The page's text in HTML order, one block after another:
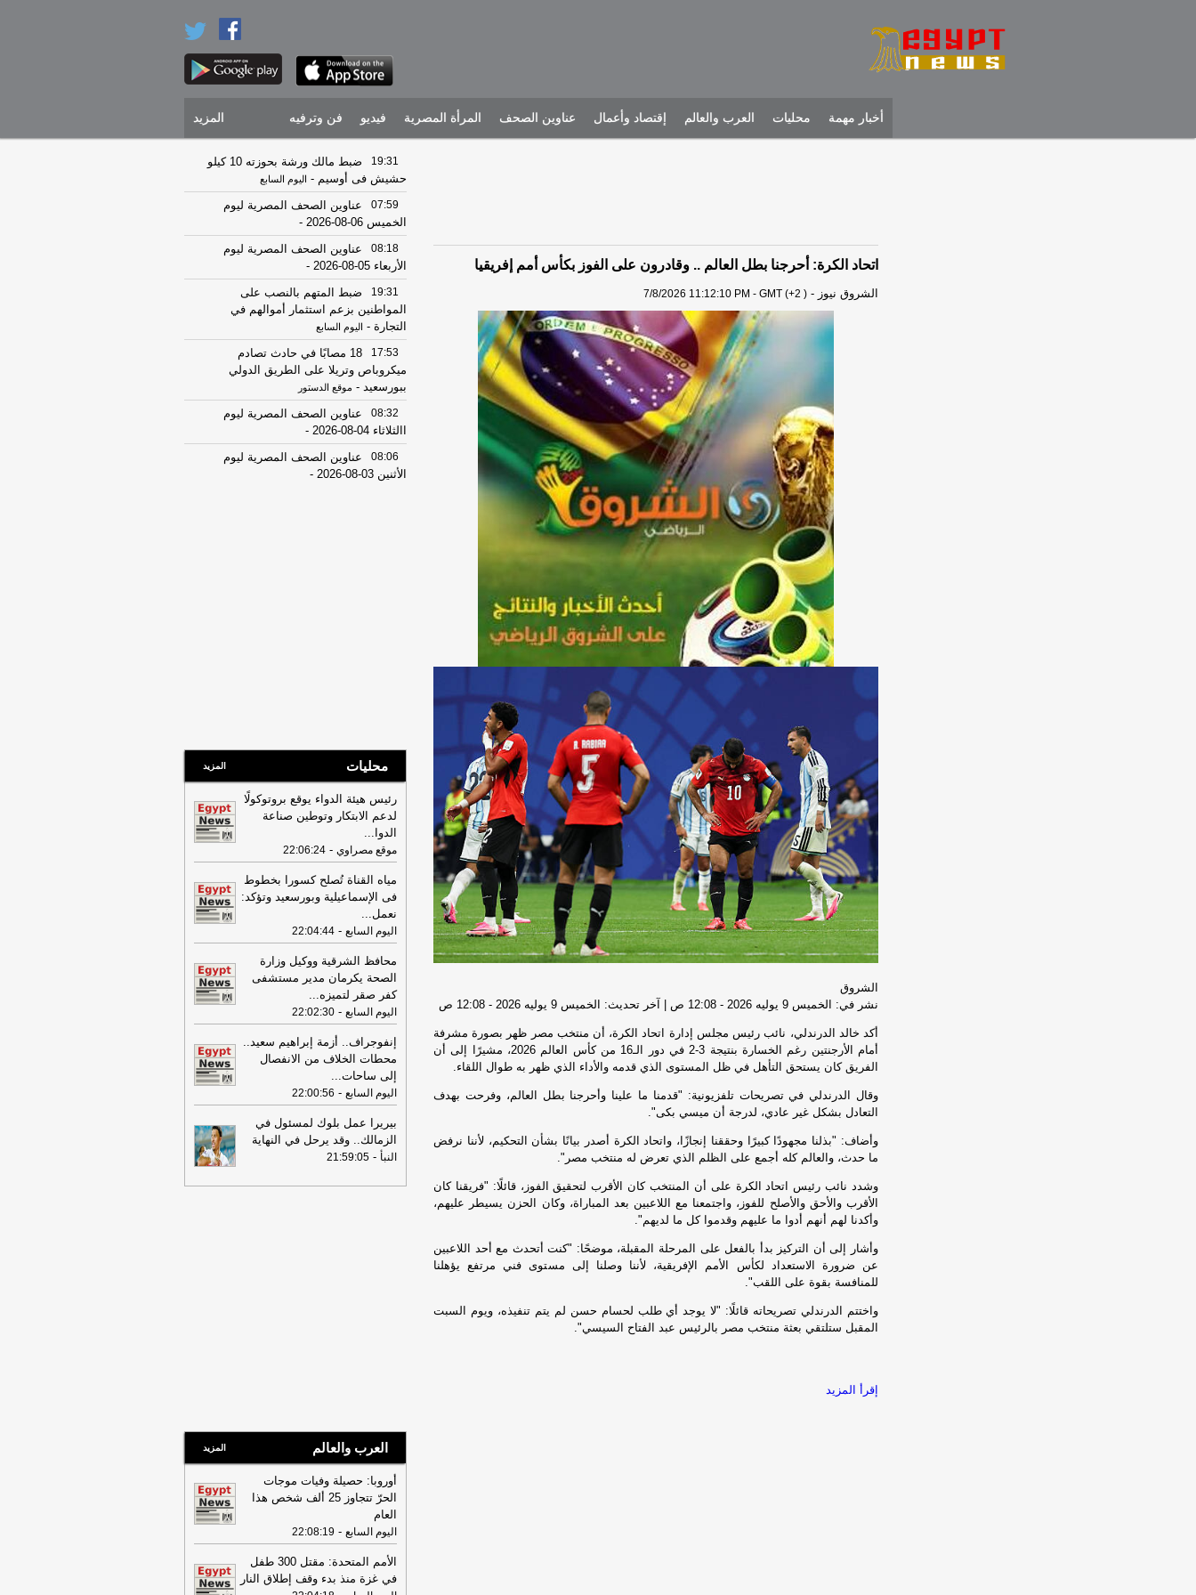
أخبار مهمة محليات العرب والعالم إقتصاد وأعمال عناوين الصحف المرأة المصرية فيديو فن وترفيه المزيد
اتحاد الكرة: أحرجنا بطل العالم .. وقادرون على الفوز بكأس أمم إفريقيا
الشروق نيوز -
7/8/2026 11:12:10 PM - GMT (+2 )
الشروق
نشر في: الخميس 9 يوليه 2026 - 12:08 ص | آخر تحديث: الخميس 9 يوليه 2026 - 12:08 ص
أكد خالد الدرندلي، نائب رئيس مجلس إدارة اتحاد الكرة، أن منتخب مصر ظهر بصورة مشرفة
أمام الأرجنتين رغم الخسارة بنتيجة 3-2 في دور الـ16 من كأس العالم 2026، مشيرًا إلى أن
الفريق كان يستحق التأهل في ظل المستوى الذي قدمه والأداء الذي ظهر به طوال اللقاء.
وقال الدرندلي في تصريحات تلفزيونية: "قدمنا ما علينا وأحرجنا بطل العالم، وفرحت بهدف
التعادل بشكل غير عادي، لدرجة أن ميسي بكى".
وأضاف: "بذلنا مجهودًا كبيرًا وحققنا إنجازًا، واتحاد الكرة أصدر بيانًا بشأن التحكيم، لأننا نرفض
ما حدث، والعالم كله أجمع على الظلم الذي تعرض له منتخب مصر".
وشدد نائب رئيس اتحاد الكرة على أن المنتخب كان الأقرب لتحقيق الفوز، قائلًا: "فريقنا كان
الأقرب والأحق والأصلح للفوز، واجتمعنا مع اللاعبين بعد المباراة، وكان الحزن يسيطر عليهم،
وأكدنا لهم أنهم أدوا ما عليهم وقدموا كل ما لديهم".
وأشار إلى أن التركيز بدأ بالفعل على المرحلة المقبلة، موضحًا: "كنت أتحدث مع أحد اللاعبين
عن ضرورة الاستعداد لكأس الأمم الإفريقية، لأننا وصلنا إلى مستوى فني مرتفع يؤهلنا
للمنافسة بقوة على اللقب".
واختتم الدرندلي تصريحاته قائلًا: "لا يوجد أي طلب لحسام حسن لم يتم تنفيذه، ويوم السبت
المقبل ستلتقي بعثة منتخب مصر بالرئيس عبد الفتاح السيسي".
إقرأ المزيد
19:31
ضبط مالك ورشة بحوزته 10 كيلو
حشيش فى أوسيم - اليوم السابع
07:59
عناوين الصحف المصرية ليوم
الخميس 06-08-2026
-
08:18
عناوين الصحف المصرية ليوم
الأربعاء 05-08-2026
-
19:31
ضبط المتهم بالنصب على
المواطنين بزعم استثمار أموالهم في
التجارة - اليوم السابع
17:53
18 مصابًا في حادث تصادم
ميكروباص وتريلا على الطريق الدولي
ببورسعيد - موقع الدستور
08:32
عناوين الصحف المصرية ليوم
االثلاثاء 04-08-2026
-
08:06
عناوين الصحف المصرية ليوم
الأثنين 03-08-2026
-
12:46
وفاة والد تامر حسني بعد وعكة
صحية مفاجئة-موقع الدستور
08:16
عناوين الصحف المصرية ليوم
الجمعة 31-07-2026
19:49
السيسي: الجهات المعنية باشرت
التحقيقات للوقوف على تفاصيل الهجوم
بمسيّرة على ميناء دمياط
لبنانون 24
09:26
مجلس الوزراء المصري: الحريق
الذي تعرضت له سفينتان في ميناء دمياط
08:34
عناوين الصحف المصرية ليوم
الخميس 30-07-2026
18:41
رئيس "الوطنية للصحافة" يكشف
تفاصيل حملة الصحف القومية لمواجهة
مخاطر السوشيال ميديا-موقع مصراوي
16:46
وزير الخزانة الأميركي: لن نسمح
لإيران اتخاذ التجارة العالمية رهينة أو
استخدام الشحن الدولي لتمويل الحرس
الثوري-
09:31
عناوين الصحف المصرية ليوم
محليات المزيد
رئيس هيئة الدواء يوقع بروتوكولًا
لدعم الابتكار وتوطين صناعة
الدوا...
موقع مصراوي -
22:06:24
مياه القناة تُصلح كسورا بخطوط
فى الإسماعيلية وبورسعيد وتؤكد:
نعمل...
اليوم السابع -
22:04:44
محافظ الشرقية ووكيل وزارة
الصحة يكرمان مدير مستشفى
كفر صقر لتميزه...
اليوم السابع -
22:02:30
إنفوجراف.. أزمة إبراهيم سعيد..
محطات الخلاف من الانفصال
إلى ساحات...
اليوم السابع -
22:00:56
بيريرا عمل بلوك لمسئول في
الزمالك.. وقد يرحل في النهاية
النبأ -
21:59:05
العرب والعالم المزيد
أوروبا: حصيلة وفيات موجات
الحرّ تتجاوز 25 ألف شخص هذا
العام
اليوم السابع -
22:08:19
الأمم المتحدة: مقتل 300 طفل
في غزة منذ بدء وقف إطلاق النار